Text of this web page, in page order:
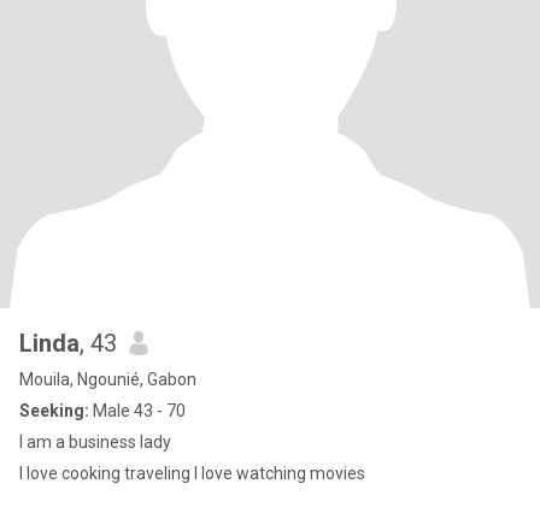
Linda, 43
Mouila, Ngounié, Gabon
Seeking: Male 43 - 70
I am a business lady
I love cooking traveling I love watching movies